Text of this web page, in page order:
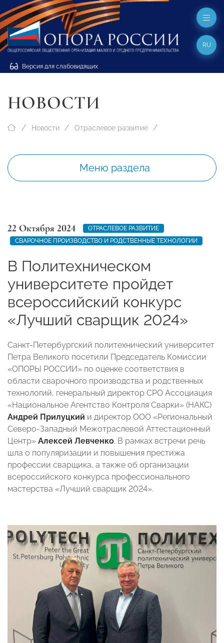
Версия для слабовидящих
RU
НОВОСТИ
Новости Отраслевое развитие
Меню раздела
22 Октября 2024
ОТРАСЛЕВОЕ РАЗВИТИЕ
СВАРОЧНОЕ ПРОИЗВОДСТВО И РОДСТВЕННЫЕ ТЕХНОЛОГИИ
В Политехническом
университете пройдет
всероссийский конкурс
«Лучший сварщик 2024»
Санкт-Петербургский политехнический университет
Петра Великого посетили Председатель Комиссии
«ОПОРЫ РОССИИ» по оценке соответствия в
области сварочного производства и родственных
технологий, генеральный директор СРО Ассоциация
«Национальное Агентство Контроля Сварки» (НАКС)
Андрей Прилуцкий и директор ООО «Региональный
Северо-Западный Межотраслевой Аттестационный
Центр» Алексей Левченко. В рамках встречи речь
шла о популяризации и повышения престижа
профессии сварщика, а также об организации
всероссийского конкурса профессионального
мастерства «Лучший сварщик 2024».